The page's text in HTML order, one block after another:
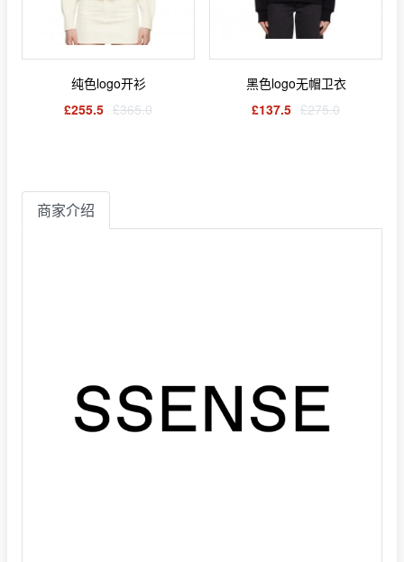
纯色logo开衫
£255.5 £365.0
黑色logo无帽卫衣
£137.5 £275.0
商家介绍